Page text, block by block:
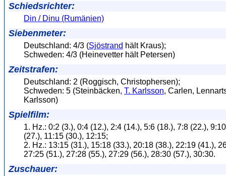
Schiedsrichter:
Din / Dinu (Rumänien)
Siebenmeter:
Deutschland: 4/3 (Sjöstrand hält Kraus);
Schweden: 4/3 (Heinevetter hält Petersen)
Zeitstrafen:
Deutschland: 2 (Roggisch, Christophersen);
Schweden: 5 (Steinbäcken, T. Karlsson, Carlen,
Karlsson)
Spielfilm:
1. Hz.: 0:2 (3.), 0:4 (12.), 2:4 (14.), 5:6 (18.), 7:8 (22.),
(27.), 11:15 (30.), 12:15;
2. Hz.: 13:15 (31.), 15:18 (33.), 20:18 (38.), 22:19 (41.),
27:25 (51.), 27:28 (55.), 27:29 (56.), 28:30 (57.), 30:30.
Zuschauer: